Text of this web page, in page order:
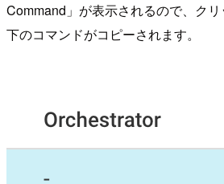
Command」が表示されるので、ク
下のコマンドがコピーされます。